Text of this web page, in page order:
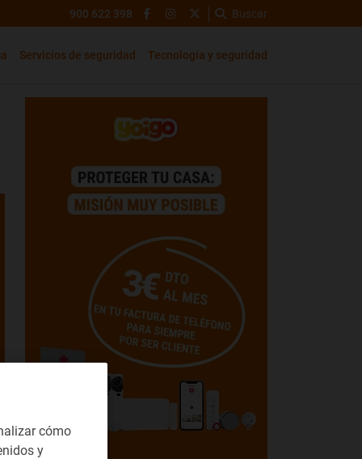
900 622 398 Buscar
Servicios de seguridad Tecnología y seguridad
cómo
y